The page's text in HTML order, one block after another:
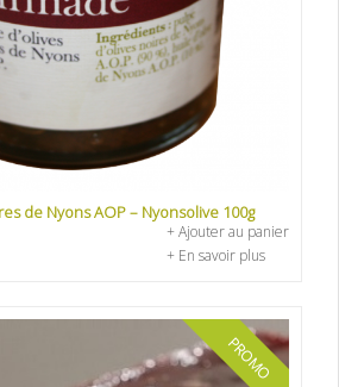
de Nyons AOP – Nyonsolive 100g
+ Ajouter au panier
+ En savoir plus
PROMO